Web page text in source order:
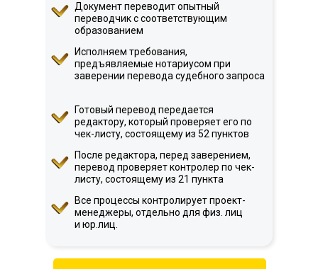
Документ переводит опытный
переводчик с соответствующим
образованием
Исполняем требования,
предъявляемые нотариусом при
заверении перевода судебного запроса
Готовый перевод передается
редактору, который проверяет его по
чек-листу, состоящему из 52 пунктов
После редактора, перед заверением,
перевод проверяет контролер по чек-
листу, состоящему из 21 пункта
Все процессы контролирует проект-
менеджеры, отдельно для физ. лиц
и юр.лиц.